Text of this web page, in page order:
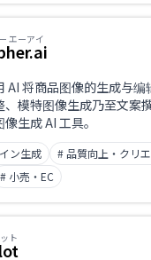
エーアイ
AI 将商品图像的生成与编
模特图像生成乃至文案
生成 AI 工具。
ン生成
# 品質向上・クリ
# 小売・EC
ト